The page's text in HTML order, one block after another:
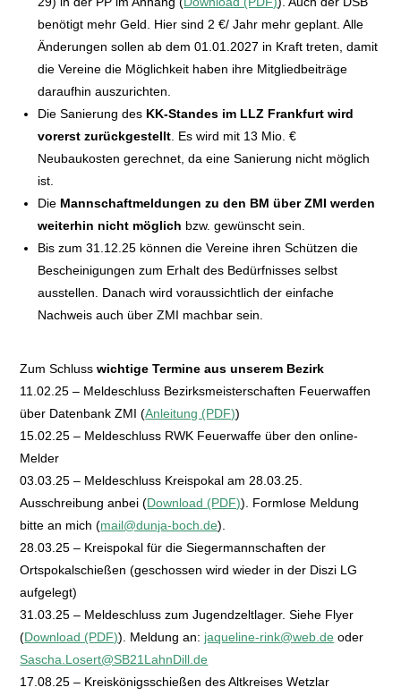
benötigt mehr Geld. Hier sind 2 €/ Jahr mehr geplant. Alle
Änderungen sollen ab dem 01.01.2027 in Kraft treten, damit
die Vereine die Möglichkeit haben ihre Mitgliedbeiträge
daraufhin auszurichten.
Die Sanierung des KK-Standes im LLZ Frankfurt wird
vorerst zurückgestellt . Es wird mit 13 Mio. €
Neubaukosten gerechnet, da eine Sanierung nicht möglich
ist.
Die Mannschaftmeldungen zu den BM über ZMI werden
weiterhin nicht möglich bzw. gewünscht sein.
Bis zum 31.12.25 können die Vereine ihren Schützen die
Bescheinigungen zum Erhalt des Bedürfnisses selbst
ausstellen. Danach wird voraussichtlich der einfache
Nachweis auch über ZMI machbar sein.
Zum Schlusswichtige Termine aus unserem Bezirk
11.02.25 – Meldeschluss Bezirksmeisterschaften Feuerwaffen
über Datenbank ZMI (Anleitung (PDF))
15.02.25 – Meldeschluss RWK Feuerwaffe über den online-
Melder
03.03.25 – Meldeschluss Kreispokal am 28.03.25.
Ausschreibung anbei (Download (PDF)). Formlose Meldung
bitte an mich (mail@dunja-boch.de).
28.03.25 – Kreispokal für die Siegermannschaften der
Ortspokalschießen (geschossen wird wieder in der Diszi LG
aufgelegt)
31.03.25 – Meldeschluss zum Jugendzeltlager. Siehe Flyer
(Download (PDF)). Meldung an: jaqueline-rink@web.de oder
Sascha.Losert@SB21LahnDill.de
17.08.25 – Kreiskönigsschießen des Altkreises Wetzlar